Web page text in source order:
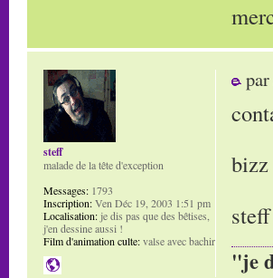
par
bizz
steff
"je
steff
malade de la tête d'exception
Messages: 1793
Inscription:Ven Déc 19, 2003 1:51 pm
Localisation:je dis pas que des bêtises,
j'en dessine aussi !
Film d'animation culte:valse avec bachir